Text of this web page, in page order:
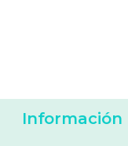
Información